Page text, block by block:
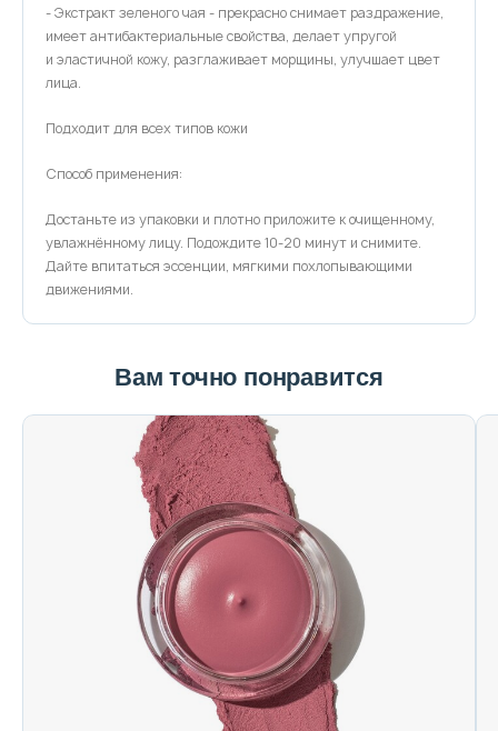
- Экстракт зеленого чая - прекрасно снимает раздражение,
имеет антибактериальные свойства, делает упругой
и эластичной кожу, разглаживает морщины, улучшает цвет
лица.
Подходит для всех типов кожи
Способ применения:
Достаньте из упаковки и плотно приложите к очищенному,
увлажнённому лицу. Подождите 10-20 минут и снимите.
Дайте впитаться эссенции, мягкими похлопывающими
движениями.
Вам точно понравится